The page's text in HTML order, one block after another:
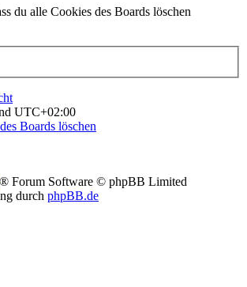
du alle Cookies des Boards löschen
UTC+02:00
Boards löschen
® Forum Software © phpBB Limited
durch phpBB.de